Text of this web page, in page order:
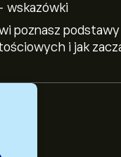
wskazówki
poznasz
i jak